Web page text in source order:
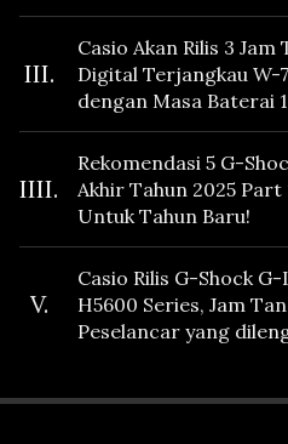
III.
Casio Akan Rilis 3 Jam
Digital Terjangkau W-
dengan Masa Baterai
Fitur Vibration
IIII.
Rekomendasi 5 G-
Akhir Tahun 2025 Part
Untuk Tahun Baru!
V.
Casio Rilis G-Shock
H5600 Series, Jam
Peselancar yang